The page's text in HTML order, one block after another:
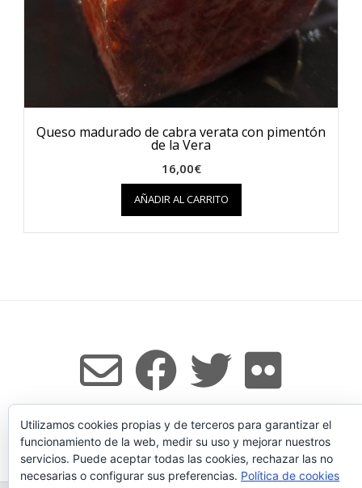
Queso madurado de cabra verata con pimentón
de la Vera
16,00€
AÑADIR AL CARRITO
Tema: Voguede Kaira
Utilizamos cookies propias y de terceros para garantizar el
funcionamiento de la web, medir su uso y mejorar nuestros
servicios. Puede aceptar todas las cookies, rechazar las no
necesarias o configurar sus preferencias. Política de cookies